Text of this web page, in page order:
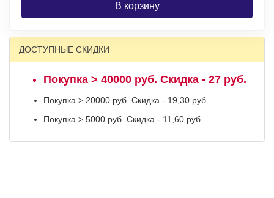
В корзину
ДОСТУПНЫЕ СКИДКИ
Покупка > 40000 руб. Скидка - 27 руб.
Покупка > 20000 руб. Скидка - 19,30 руб.
Покупка > 5000 руб. Скидка - 11,60 руб.